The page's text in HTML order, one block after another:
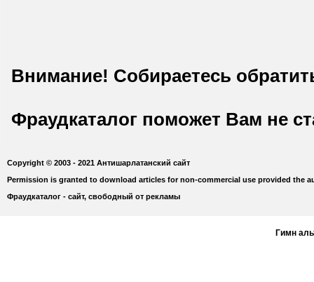
Внимание! Собираетесь
Фраудкаталог поможет Вам не
Copyright © 2003 - 2021 Антишарлатанский сайт
Permission is granted to download articles for non-commercial use provided the
Фраудкаталог - сайт, свободный от рекламы
Гимн